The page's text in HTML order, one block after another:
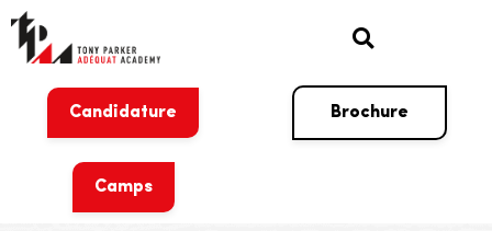
Candidature Brochure
Camps